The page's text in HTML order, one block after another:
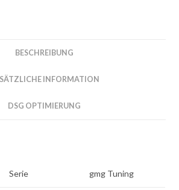
BESCHREIBUNG
INFORMATION
DSG OPTIMIERUNG
Serie gmg Tuning